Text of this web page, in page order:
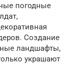
погодные
Создание
ландшафты,
украшают